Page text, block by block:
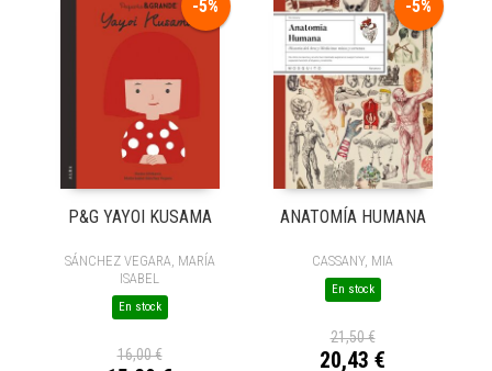
-5%
P&G YAYOI KUSAMA
SÁNCHEZ VEGARA, MARÍA
ISABEL
En stock
16,00 €
-5%
ANATOMÍA HUMANA
CASSANY, MIA
En stock
21,50 €
20,43 €